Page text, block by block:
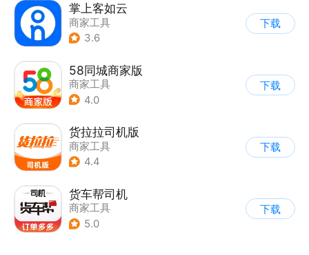
掌上客如云
商家工具
3.6
下载
58同城商家版
商家工具
4.0
下载
货拉拉司机版
商家工具
4.4
下载
货车帮司机
商家工具
5.0
下载